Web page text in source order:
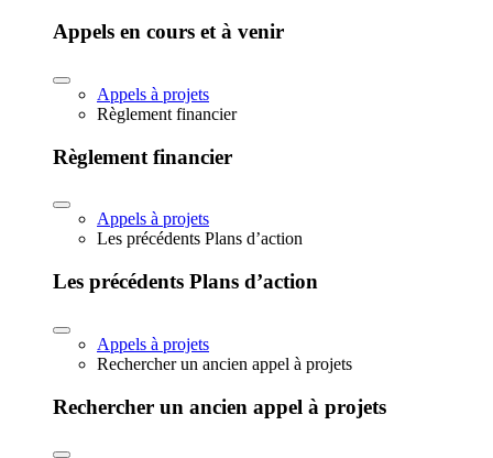
Appels en cours et à venir
Appels à projets
Règlement financier
Règlement financier
Appels à projets
Les précédents Plans d’action
Les précédents Plans d’action
Appels à projets
Rechercher un ancien appel à projets
Rechercher un ancien appel à projets